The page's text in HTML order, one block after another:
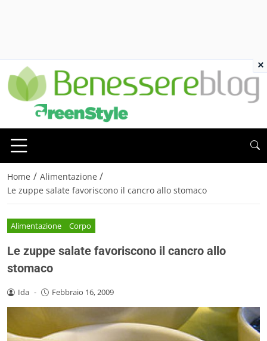
Home / Alimentazione /
Le zuppe salate favoriscono il cancro allo stomaco
Alimentazione Corpo
Le zuppe salate favoriscono il cancro allo
stomaco
Ida - Febbraio 16, 2009
×